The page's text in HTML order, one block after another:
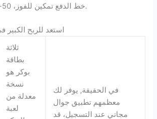
خط الدفع تمكين للفوز، 50-100 ساعة معتمدة.
استعد للربح
ثلاثة
بطاقة
بوكر هو
نسخة
معدلة من
لعبة
في الحقيقة, يوفر لك
معظمهم تطبيق جوال
مجاني عند التسجيل، قد